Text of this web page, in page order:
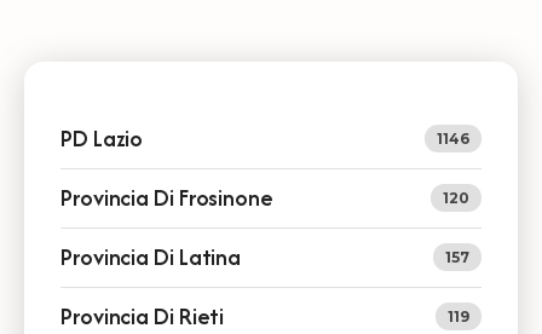
PD Lazio 1146
Provincia Di Frosinone 120
Provincia Di Latina 157
Provincia Di Rieti 119